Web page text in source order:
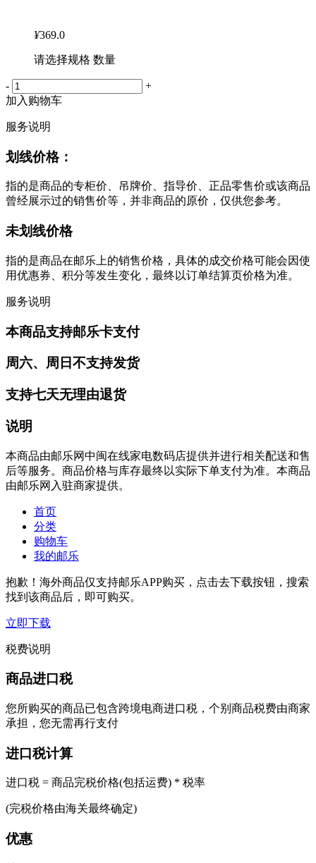
¥369.0
请选择规格 数量
-
+
加入购物车
服务说明
划线价格：
指的是商品的专柜价、吊牌价、指导价、正品零售价或该商品
曾经展示过的销售价等，并非商品的原价，仅供您参考。
未划线价格
指的是商品在邮乐上的销售价格，具体的成交价格可能会因使
用优惠券、积分等发生变化，最终以订单结算页价格为准。
服务说明
本商品支持邮乐卡支付
周六、周日不支持发货
支持七天无理由退货
说明
本商品由邮乐网中闽在线家电数码店提供并进行相关配送和售
后等服务。商品价格与库存最终以实际下单支付为准。本商品
由邮乐网入驻商家提供。
首页
分类
购物车
我的邮乐
抱歉！海外商品仅支持邮乐APP购买，点击去下载按钮，搜索
找到该商品后，即可购买。
立即下载
税费说明
商品进口税
您所购买的商品已包含跨境电商进口税，个别商品税费由商家
承担，您无需再行支付
进口税计算
进口税 = 商品完税价格(包括运费) * 税率
(完税价格由海关最终确定)
优惠